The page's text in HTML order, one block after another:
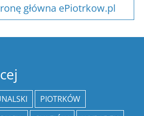
główna ePiotrkow.pl
PIOTRKÓW